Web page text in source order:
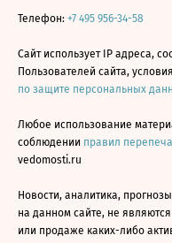
Телефон: +7 495 956-34-58
Сайт использует IP адреса,
Пользователей сайта,
по защите персональных
Любое использование
соблюдении правил
vedomosti.ru
Новости, аналитика,
на данном сайте, не
или продаже каких-либо